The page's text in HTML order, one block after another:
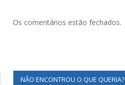
Os comentários estão fechados.
NÃO ENCONTROU O QUE QUERIA?